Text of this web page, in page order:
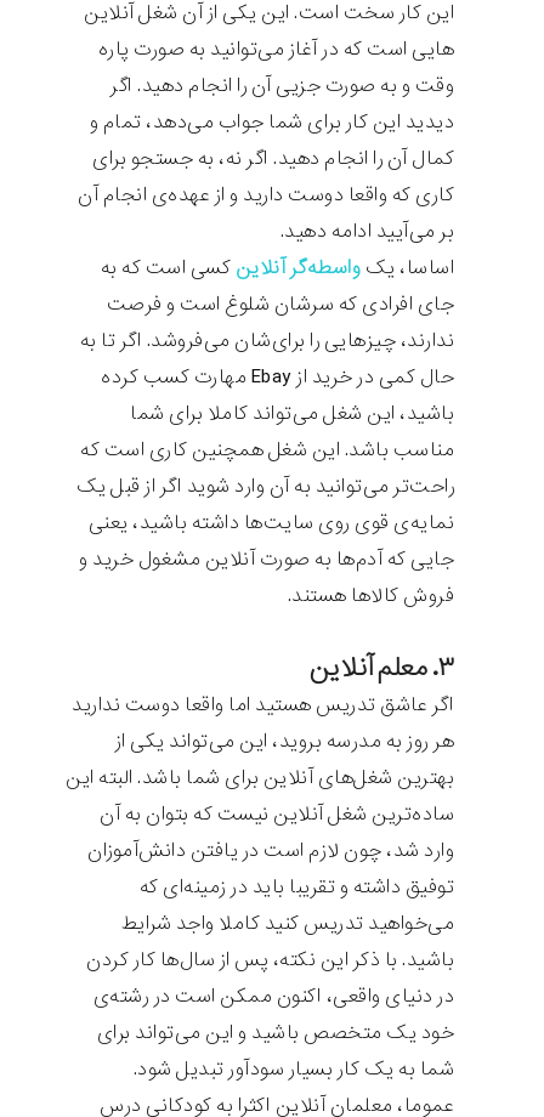
این کار سخت است. این یکی از آن شغل آنلاین
هایی است که در آغاز می‌توانید به صورت پاره
وقت و به صورت جزیی آن را انجام دهید. اگر
دیدید این کار برای شما جواب می‌دهد، تمام و
کمال آن را انجام دهید. اگر نه، به جستجو برای
کاری که واقعا دوست دارید و از عهده‌ی انجام آن
بر می‌آیید ادامه دهید.
اساسا، یک واسطه‌گر آنلاین کسی است که به
جای افرادی که سرشان شلوغ است و فرصت
ندارند، چیزهایی را برای‌شان می‌فروشد. اگر تا به
حال کمی در خرید از Ebay مهارت کسب کرده
باشید، این شغل می‌تواند کاملا برای شما
مناسب باشد. این شغل همچنین کاری است که
راحت‌تر می‌توانید به آن وارد شوید اگر از قبل یک
نمایه‌ی قوی روی سایت‌ها داشته باشید، یعنی
جایی که آدم‌ها به صورت آنلاین مشغول خرید و
فروش کالاها هستند.
۳. معلم آنلاین
اگر عاشق تدریس هستید اما واقعا دوست ندارید
هر روز به مدرسه بروید، این می‌تواند یکی از
بهترین شغل‌های آنلاین برای شما باشد. البته این
ساده‌ترین شغل آنلاین نیست که بتوان به آن
وارد شد، چون لازم است در یافتن دانش‌آموزان
توفیق داشته و تقریبا باید در زمینه‌ای که
می‌خواهید تدریس کنید کاملا واجد شرایط
باشید. با ذکر این نکته، پس از سال‌ها کار کردن
در دنیای واقعی، اکنون ممکن است در رشته‌ی
خود یک متخصص باشید و این می‌تواند برای
شما به یک کار بسیار سودآور تبدیل شود.
عموما، معلمان آنلاین اکثرا به کودکانی درس